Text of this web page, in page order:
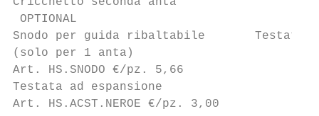
OPTIONAL
Snodo per guida ribaltabile       Testata
(solo per 1 anta)
Art. HS.SNODO €/pz. 5,66
Testata ad espansione
Art. HS.ACST.NEROE €/pz. 3,00